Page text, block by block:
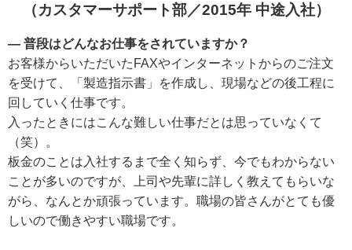
（カスタマーサポート部／2015年 中途入社）
― 普段はどんなお仕事をされていますか？
お客様からいただいたFAXやインターネットからのご注文
を受けて、「製造指示書」を作成し、現場などの後工程に
回していく仕事です。
入ったときにはこんな難しい仕事だとは思っていなくて
（笑）。
板金のことは入社するまで全く知らず、今でもわからない
ことが多いのですが、上司や先輩に詳しく教えてもらいな
がら、なんとか頑張っています。職場の皆さんがとても優
しいので働きやすい職場です。